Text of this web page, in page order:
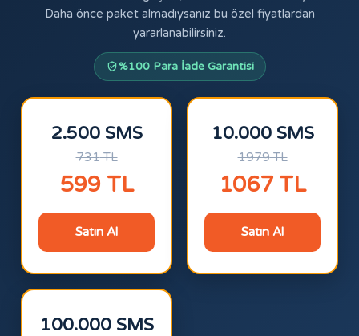
Daha önce paket almadıysanız bu özel fiyatlardan
yararlanabilirsiniz.
%100 Para İade Garantisi
2.500 SMS
731TL
599 TL
Satın Al
10.000 SMS
1979TL
1067 TL
Satın Al
100.000 SMS